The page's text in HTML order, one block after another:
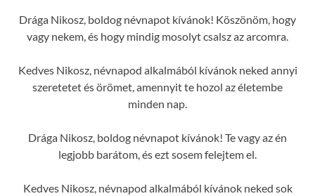
Drága Nikosz, boldog névnapot kívánok! Köszönöm, hogy
vagy nekem, és hogy mindig mosolyt csalsz az arcomra.
Kedves Nikosz, névnapod alkalmából kívánok neked annyi
szeretetet és örömet, amennyit te hozol az életembe
minden nap.
Drága Nikosz, boldog névnapot kívánok! Te vagy az én
legjobb barátom, és ezt sosem felejtem el.
Kedves Nikosz, névnapod alkalmából kívánok neked sok